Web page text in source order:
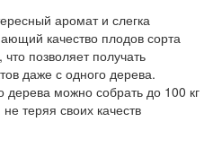
аромат и слегка
качество плодов сорта
что позволяет получать
даже с одного дерева.
дерева можно собрать до 100 кг
теряя своих качеств